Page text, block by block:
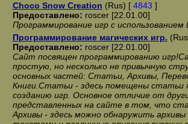
Choco Snow Creation (Rus) [ 4843 ]
Предоставлено: roscer [22.01.00]
Программирование игр с использованием
Программирование магических игр.
Предоставлено: roscer [22.01.00]
Сайт посвящен программированию
простую, но несколько не привычную
основных частей: Статьи, Архивы,
Книги.Статьи - здесь помещены статьи
созданию игр. Основное отличие от
представленных на сайте в том, что
Архивы - здесь можно обнаружить